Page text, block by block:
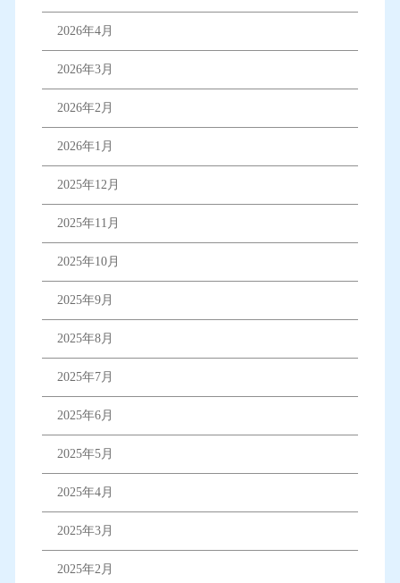
2026年4月
2026年3月
2026年2月
2026年1月
2025年12月
2025年11月
2025年10月
2025年9月
2025年8月
2025年7月
2025年6月
2025年5月
2025年4月
2025年3月
2025年2月